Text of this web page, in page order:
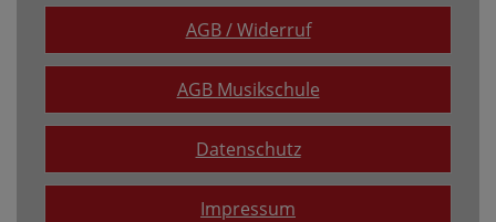
AGB / Widerruf
AGB Musikschule
Datenschutz
Impressum